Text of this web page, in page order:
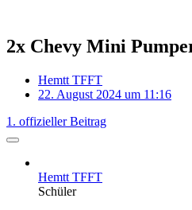
2x Chevy Mini
Hemtt TFFT
22. August 2024 um 11:16
1. offizieller Beitrag
Hemtt TFFT
Schüler